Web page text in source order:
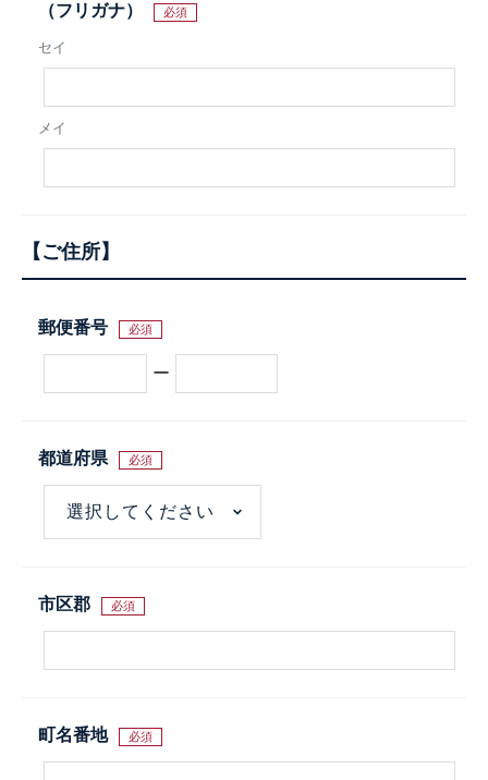
（フリガナ） 必須
セイ
メイ
ご住所
郵便番号 必須
ー
都道府県 必須
市区郡 必須
町名番地 必須